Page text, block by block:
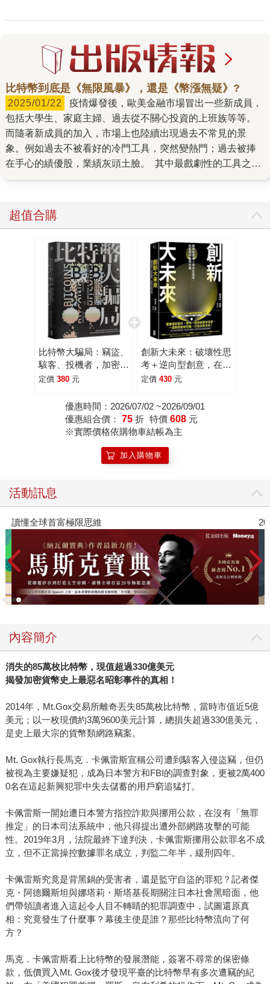
比特幣到底是《無限風暴》，還是《幣漲無疑》?
2025/01/22
包括大學生、家庭主婦、過去從不關心投資的上班族等等。
而隨著新成員的加入，市場上也陸續出現過去不常見的景
象。例如過去不被看好的冷門工具，突然變熱門；過去被捧
在手心的績優股，業績灰頭土臉。 其中最戲劇性的工具之
到了2021年3月，居然就漲破6萬美金，漲幅高達十倍以上。
但是好景不常，比特幣在2021年11月創下近65000美金的歷
一年之內腰斬再腰斬，跌到剩下16000美元左右。 如此戲劇
性的起伏，除了造成無數散戶受傷慘重之外，也引起財經媒
體的關注。據我們所知，當時好幾位來自主要財經媒體的資
深記者與作家，都在計畫撰寫加密貨幣市場的書，希望為讀
者解讀真相。 其中我們鎖定追蹤的，是兩位作者。一位是寫
過《大賣空》、《老千騙局》的知名財經作家麥可路易士，
現疫情警訊，可惜卻被川普冷處理，導致最後無法收拾)，正
準備下筆的新書，就是當時最火紅的幣圈金童SBF。隨著
風暴》也沒讓讀者失望，很快就成為暢銷書。 而與麥可同時
進行中的另一位作者，是Bloomberg資深調查記者Zeke
Faux。當時他目睹了加密貨幣市場的瘋狂行情，身邊的朋友
一個一個在疫情期間在百般無聊的生活中，被加密貨幣的廣
告吸引，進而投入買進各種各樣的加密貨幣。這些貨幣在
沒有用處，不能用來買東西，也很少商家願意收。二來，也
時都可以聽到投資後被騙被坑的故事。 於是，Zeke打算展開
一趟加密貨幣的調查報導之旅。除了在美國根據他的專長，
搜尋整理法院文件、訪問市場專家，他還遠赴瑞士、義大
利、巴哈馬、薩爾瓦多及菲律賓，採訪數百位幣圈賭徒、程
式設計師、炒作者與億萬富豪，參加他們的奢華派對，跟著
他們買NFT，甚至跑去柬埔寨黑幫人蛇集團大本營，後來這
了這本《幣漲無疑》。 Zeke這本書的英文版比麥可的《無限
風暴》早兩周上市，還記得第一次拿到書稿，幾乎一口氣讀
了快二分之一，因為實在太好笑也太精彩了。果然，不久之
後各大媒體所公布的年度最佳好書，這本《幣漲無疑》幾乎
《洛杉磯時報》、《金融時報》，到專業科技媒體《The
Verge》、《連線》，我算了一下，這本書至少獲得13項殊
榮。如果你想找一本好看的財經書，Zeke不會讓你失望。
超值合購
比特幣大騙局：竊盜、
駭客、投機者，加密貨
幣交易所Mt. Gox的腐
定價 380 元
創新大未來：破壞性思
考＋逆向型創意，在亂
世中贏得先機
定價 430 元
優惠時間：2026/07/02 ~2026/09/01
優惠組合價： 75 折 特價 608 元
※實際價格依購物車結帳為主
加入購物車
活動訊息
讀懂全球首富極限思維
內容簡介
消失的85萬枚比特幣，現值超過330億美元
揭發加密貨幣史上最惡名昭彰事件的真相！
2014年，Mt.Gox交易所離奇丟失85萬枚比特幣，當時市值近5億
美元；以一枚現價約3萬9600美元計算，總損失超過330億美元，
是史上最大宗的貨幣類網路竊案。
Mt. Gox執行長馬克．卡佩雷斯宣稱公司遭到駭客入侵盜竊，但仍
被視為主要嫌疑犯，成為日本警方和FBI的調查對象，更被2萬400
0名在這起新興犯罪中失去儲蓄的用戶窮追猛打。
卡佩雷斯一開始遭日本警方指控詐欺與挪用公款，在沒有「無罪
推定」的日本司法系統中，他只得提出遭外部網路攻擊的可能
性。2019年3月，法院最終下達判決，卡佩雷斯挪用公款罪名不成
立，但不正當操控數據罪名成立，判監二年半，緩刑四年。
卡佩雷斯究竟是背黑鍋的受害者，還是監守自盜的罪犯？記者傑
克・阿德爾斯坦與娜塔莉・斯塔基長期關注日本社會黑暗面，他
們帶領讀者進入這起令人目不轉睛的犯罪調查中，試圖還原真
相：究竟發生了什麼事？幕後主使是誰？那些比特幣流向了何
方？
馬克．卡佩雷斯看上比特幣的發展潛能，簽署不尋常的保密條
款，低價買入Mt. Gox後才發現平臺的比特幣早有多次遭竊的紀